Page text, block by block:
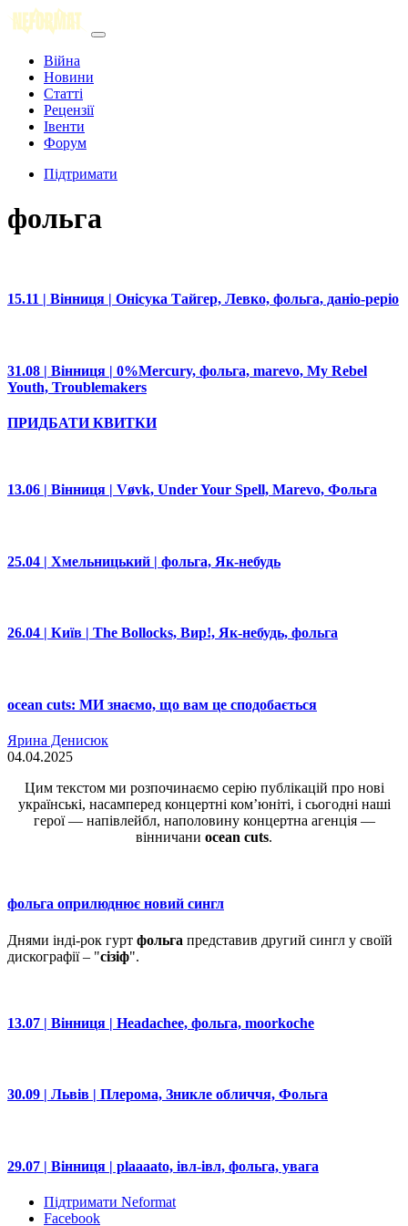
Війна
Новини
Статті
Рецензії
Івенти
Форум
Підтримати
фольга
15.11 | Вінниця | Онісука Тайгер, Левко, фольга, даніо-реріо
31.08 | Вінниця | 0%Mercury, фольга, marevo, My Rebel
Youth, Troublemakers
ПРИДБАТИ КВИТКИ
13.06 | Вінниця | Vøvk, Under Your Spell, Marevo, Фольга
25.04 | Хмельницький | фольга, Як-небудь
26.04 | Київ | The Bollocks, Вир!, Як-небудь, фольга
ocean cuts: МИ знаємо, що вам це сподобається
Ярина Денисюк
04.04.2025
Цим текстом ми розпочинаємо серію публікацій про нові
українські, насамперед концертні ком’юніті, і сьогодні наші
герої — напівлейбл, наполовину концертна агенція —
вінничани ocean cuts.
фольга оприлюднює новий сингл
Днями інді-рок гурт фольга представив другий сингл у своїй
дискографії – "сізіф".
13.07 | Вінниця | Headachee, фольга, moorkoche
30.09 | Львів | Плерома, Зникле обличчя, Фольга
29.07 | Вінниця | plaaaato, івл-івл, фольга, увага
Підтримати Neformat
Facebook